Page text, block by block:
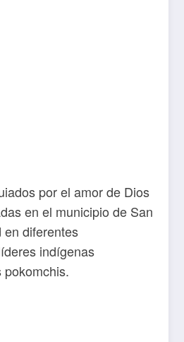
por el amor de Dios
en el municipio de San
en diferentes
indígenas